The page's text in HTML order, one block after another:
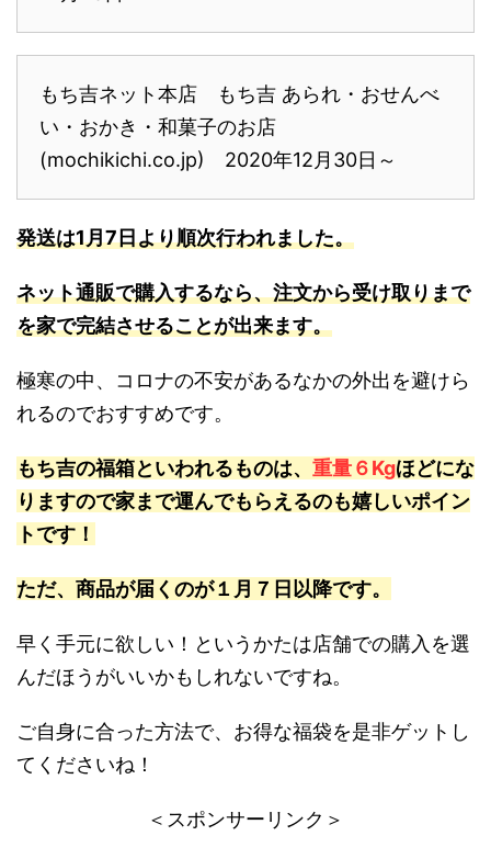
もち吉ネット本店 もち吉 あられ・おせんべ
い・おかき・和菓子のお店
(mochikichi.co.jp) 2020年12月30日～
発送は1月7日より順次行われました。
ネット通販で購入するなら、注文から受け取りまで
を家で完結させることが出来ます。
極寒の中、コロナの不安があるなかの外出を避けら
れるのでおすすめです。
もち吉の福箱といわれるものは、 重量６Kgほどにな
りますので家まで運んでもらえるのも嬉しいポイン
トです！
ただ、商品が届くのが１月７日以降です。
早く手元に欲しい！というかたは店舗での購入を選
んだほうがいいかもしれないですね。
ご自身に合った方法で、お得な福袋を是非ゲットし
てくださいね！
＜スポンサーリンク＞